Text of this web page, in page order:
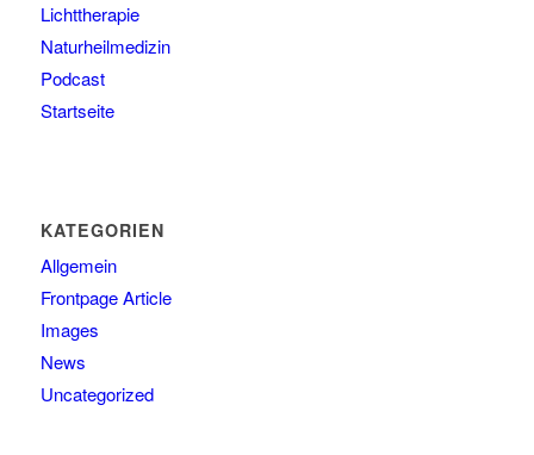
Lichttherapie
Naturheilmedizin
Podcast
Startseite
KATEGORIEN
Allgemein
Frontpage Article
Images
News
Uncategorized